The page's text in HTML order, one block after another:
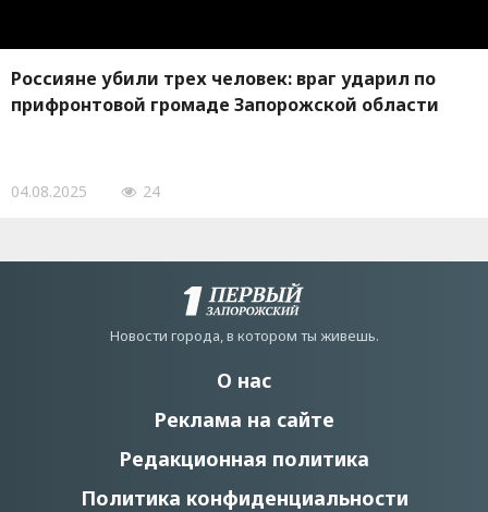
Россияне убили трех человек: враг ударил по
прифронтовой громаде Запорожской области
04.08.2025 24
Новости города, в котором ты живешь.
О нас
Реклама на сайте
Редакционная политика
Политика конфиденциальности